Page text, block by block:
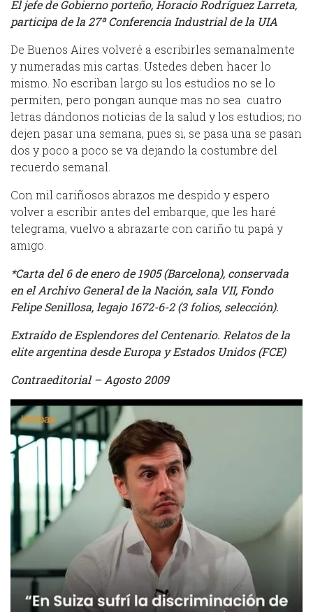
El jefe de Gobierno porteño, Horacio Rodríguez Larreta,
participa de la 27ª Conferencia Industrial de la UIA
De Buenos Aires volveré a escribirles semanalmente
y numeradas mis cartas. Ustedes deben hacer lo
mismo. No escriban largo su los estudios no se lo
permiten, pero pongan aunque mas no sea cuatro
letras dándonos noticias de la salud y los estudios; no
dejen pasar una semana, pues si, se pasa una se pasan
dos y poco a poco se va dejando la costumbre del
recuerdo semanal.
Con mil cariñosos abrazos me despido y espero
volver a escribir antes del embarque, que les haré
telegrama, vuelvo a abrazarte con cariño tu papá y
amigo.
*Carta del 6 de enero de 1905 (Barcelona), conservada
en el Archivo General de la Nación, sala VII, Fondo
Felipe Senillosa, legajo 1672-6-2 (3 folios, selección).
Extraído de Esplendores del Centenario. Relatos de la
elite argentina desde Europa y Estados Unidos (FCE)
Contraeditorial – Agosto 2009